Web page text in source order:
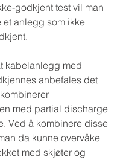
godkjent test vil man
anlegg som ikke
kabelanlegg med
anbefales det
med partial discharge
Ved å kombinere disse
da kunne overvåke
med skjøter og